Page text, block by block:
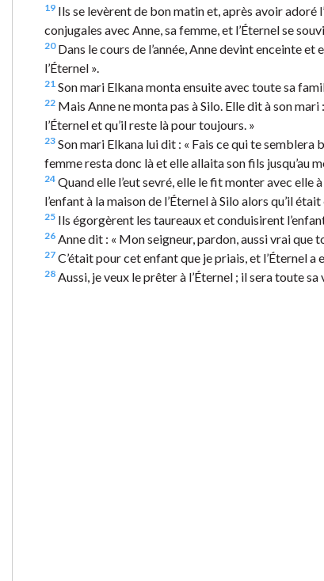
19 Ils se levèrent de bon matin et, après avoir adoré
conjugales avec Anne, sa femme, et l’Éternel se
20Dans le cours de l’année, Anne devint enceinte et
l’Éternel ».
21 Son mari Elkana monta ensuite avec toute sa
22 Mais Anne ne monta pas à Silo. Elle dit à son
l’Éternel et qu’il reste là pour toujours. »
23 Son mari Elkana lui dit : « Fais ce qui te semblera
femme resta donc là et elle allaita son fils jusqu’au
24 Quand elle l’eut sevré, elle le fit monter avec
l’enfant à la maison de l’Éternel à Silo alors qu’il
25 Ils égorgèrent les taureaux et conduisirent
26 Anne dit : « Mon seigneur, pardon, aussi vrai que
27 C’était pour cet enfant que je priais, et l’Éternel a
28 Aussi, je veux le prêter à l’Éternel ; il sera toute